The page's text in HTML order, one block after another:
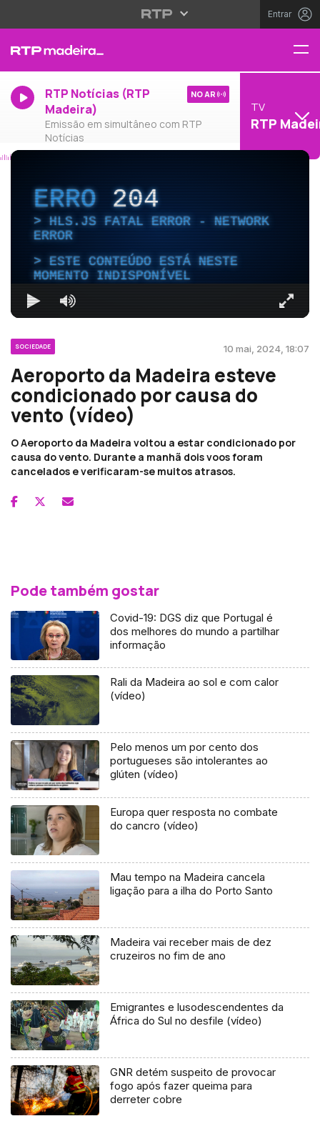
Entrar
RTP Notícias (RTP
Madeira)
Emissão em simultâneo com RTP
Notícias
NO AR
TV
RTP
ERRO204
HLS.JS FATAL ERROR - NETWORK
ERROR
ESTE CONTEÚDO ESTÁ NESTE
MOMENTO INDISPONÍVEL
SOCIEDADE 10 mai, 2024, 18:07
Aeroporto da Madeira esteve
condicionado por causa do
vento (vídeo)
O Aeroporto da Madeira voltou a estar condicionado por
causa do vento. Durante a manhã dois voos foram
cancelados e verificaram-se muitos atrasos.
Pode também gostar
Covid-19: DGS diz que Portugal é
dos melhores do mundo a partilhar
informação
Rali da Madeira ao sol e com calor
(vídeo)
Pelo menos um por cento dos
portugueses são intolerantes ao
glúten (vídeo)
Europa quer resposta no combate
do cancro (vídeo)
Mau tempo na Madeira cancela
ligação para a ilha do Porto Santo
Madeira vai receber mais de dez
cruzeiros no fim de ano
Emigrantes e lusodescendentes da
África do Sul no desfile (vídeo)
GNR detém suspeito de provocar
fogo após fazer queima para
derreter cobre